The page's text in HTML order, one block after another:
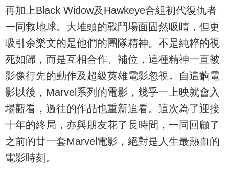
再加上Black Widow及Hawkeye合組初代復仇者
一同救地球。大堆頭的戰鬥場面固然吸睛，但更
吸引余樂文的是他們的團隊精神。不是純粹的視
死如歸，而是互相合作、補位，這種精神一直被
影像行先的動作及超級英雄電影忽視。自這齣電
影以後，Marvel系列的電影，幾乎一上映就會入
場觀看，過往的作品也重新追看。這次為了迎接
十年的終局，亦與朋友花了長時間，一同回顧了
之前的廿一套Marvel電影，絕對是人生最熱血的
電影時刻。